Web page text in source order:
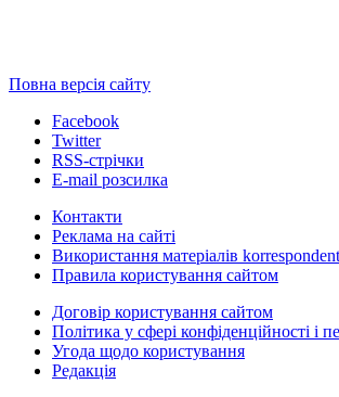
Повна версія сайту
Facebook
Twitter
RSS-стрічки
E-mail розсилка
Контакти
Реклама на сайті
Використання матеріалів
Правила користування сайтом
Договір користування сайтом
Політика у сфері конфіденційності і
Угода щодо користування
Редакція